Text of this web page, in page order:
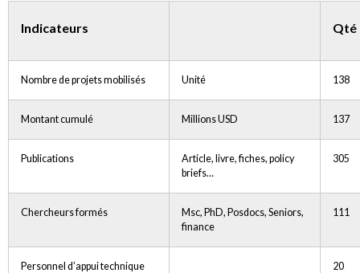
Indicateurs Qté
Nombre de projets mobilisés Unité 138
Montant cumulé Millions USD 137
Publications
Article, livre, fiches, policy
briefs…
305
Chercheurs formés
Msc, PhD, Posdocs, Seniors,
finance
111
Personnel d’appui technique
20